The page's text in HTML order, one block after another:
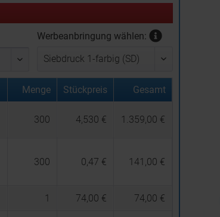
Werbeanbringung wählen:
Menge Stückpreis Gesamt
300 4,530 € 1.359,00 €
300 0,47 € 141,00 €
1 74,00 € 74,00 €